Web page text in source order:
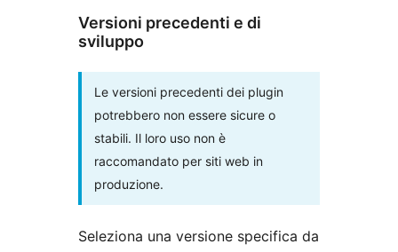
Versioni precedenti e di
sviluppo
Le versioni precedenti dei plugin
potrebbero non essere sicure o
stabili. Il loro uso non è
raccomandato per siti web in
produzione.
Seleziona una versione specifica da